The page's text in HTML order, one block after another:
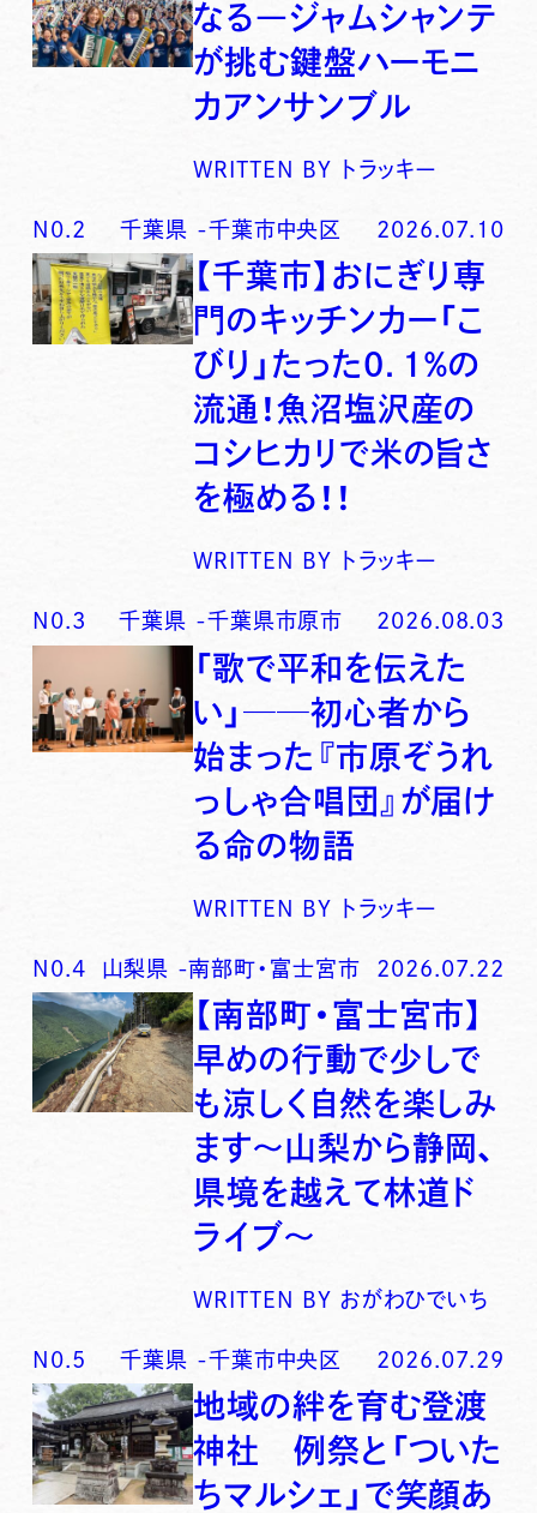
なる―ジャムシャンテ
が挑む鍵盤ハーモニ
カアンサンブル
WRITTEN BY トラッキー
N0. 2 千葉県 -千葉市中央区 2026.07.10
【千葉市】おにぎり専
門のキッチンカー「こ
びり」たった0．1％の
流通！魚沼塩沢産の
コシヒカリで米の旨さ
を極める！！
WRITTEN BY トラッキー
N0. 3 千葉県 -千葉県市原市 2026.08.03
「歌で平和を伝えた
い」──初心者から
始まった『市原ぞうれ
っしゃ合唱団』が届け
る命の物語
WRITTEN BY トラッキー
N0. 4 山梨県 -南部町・富士宮市 2026.07.22
【南部町・富士宮市】
早めの行動で少しで
も涼しく自然を楽しみ
ます〜山梨から静岡、
県境を越えて林道ド
ライブ〜
WRITTEN BY おがわひでいち
N0. 5 千葉県 -千葉市中央区 2026.07.29
地域の絆を育む登渡
神社 例祭と「ついた
ちマルシェ」で笑顔あ